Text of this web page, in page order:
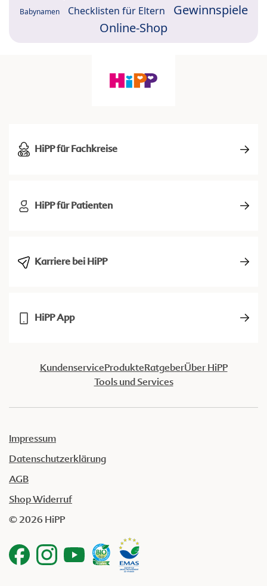
Babynamen Checklisten für Eltern
Gewinnspiele
Online-Shop
HiPP für Fachkreise
HiPP für Patienten
Karriere bei HiPP
HiPP App
KundenserviceProdukteRatgeberÜber HiPP
Tools und Services
Impressum
Datenschutzerklärung
AGB
Shop Widerruf
© 2026 HiPP